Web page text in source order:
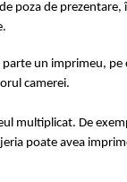
poza de
un imprimeu, pe
camerei.
multiplicat. De
poate avea